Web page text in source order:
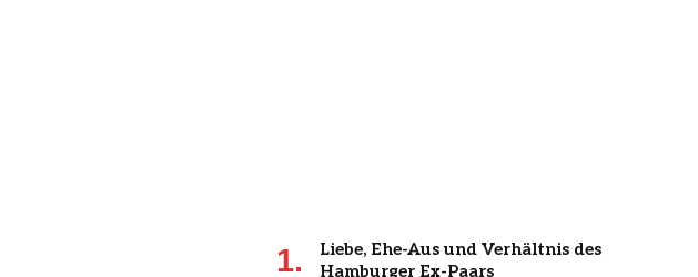
Liebe, Ehe-Aus und Verhältnis des
Hamburger Ex-Paars